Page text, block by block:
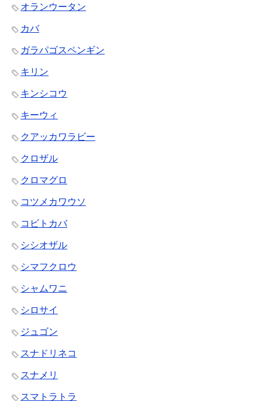
オランウータン
カバ
ガラパゴスペンギン
キリン
キンシコウ
キーウィ
クアッカワラビー
クロザル
クロマグロ
コツメカワウソ
コビトカバ
シシオザル
シマフクロウ
シャムワニ
シロサイ
ジュゴン
スナドリネコ
スナメリ
スマトラトラ